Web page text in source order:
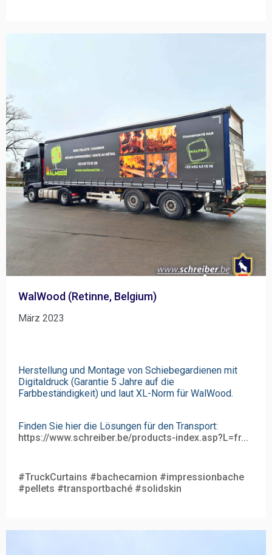
WalWood (Retinne, Belgium)
März 2023
Herstellung und Montage von Schiebegardienen mit
Digitaldruck (Garantie 5 Jahre auf die
Farbbeständigkeit) und laut XL-Norm für WalWood.
Finden Sie hier die Lösungen für den Transport:
https://www.schreiber.be/products-index.asp?L=fr...
#TruckCurtains #bachecamion #impressionbache
#pellets #transportbaché #solidskin